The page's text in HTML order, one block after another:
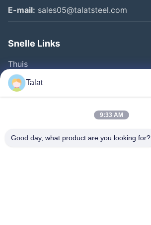
E-mail: sales05@talatsteel.com
Snelle Links
Thuis
Producten
Over Ons
Kwaliteitscontrole
Talat
9:33 AM
Good day, what product are you looking for?